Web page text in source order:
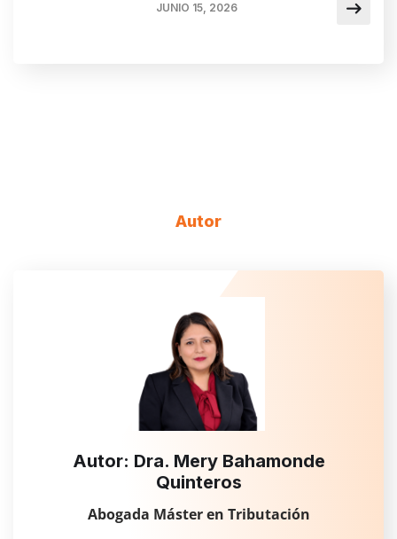
JUNIO 15, 2026
Autor
Autor: Dra. Mery Bahamonde
Quinteros
Abogada Máster en Tributación